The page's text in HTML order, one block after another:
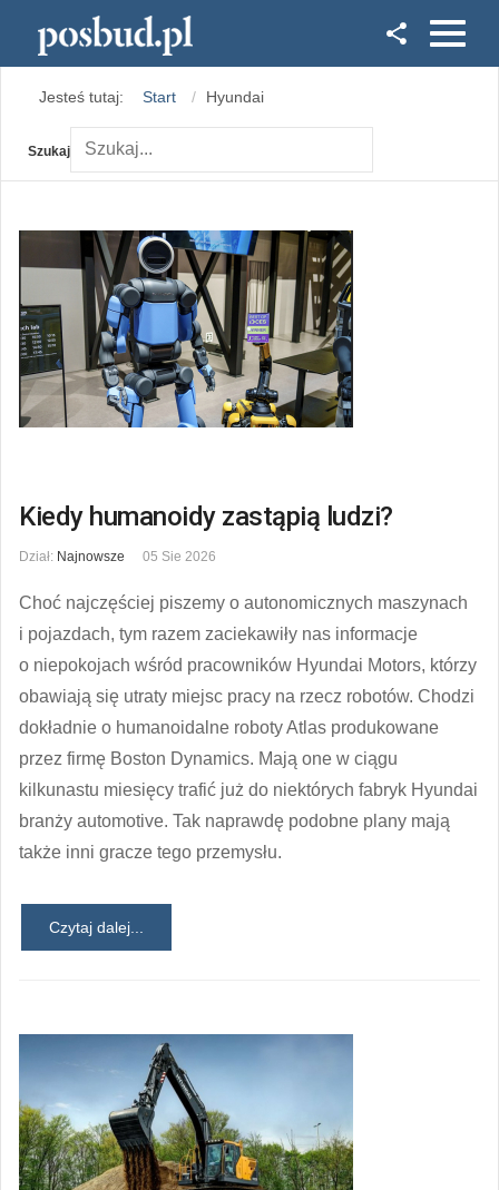
Instagram
Jesteś tutaj: Start Hyundai
Szukaj
Kiedy humanoidy zastąpią ludzi?
Dział: Najnowsze 05 Sie 2026
Choć najczęściej piszemy o autonomicznych maszynach
i pojazdach, tym razem zaciekawiły nas informacje
o niepokojach wśród pracowników Hyundai Motors, którzy
obawiają się utraty miejsc pracy na rzecz robotów. Chodzi
dokładnie o humanoidalne roboty Atlas produkowane
przez firmę Boston Dynamics. Mają one w ciągu
kilkunastu miesięcy trafić już do niektórych fabryk Hyundai
branży automotive. Tak naprawdę podobne plany mają
także inni gracze tego przemysłu.
Czytaj dalej...